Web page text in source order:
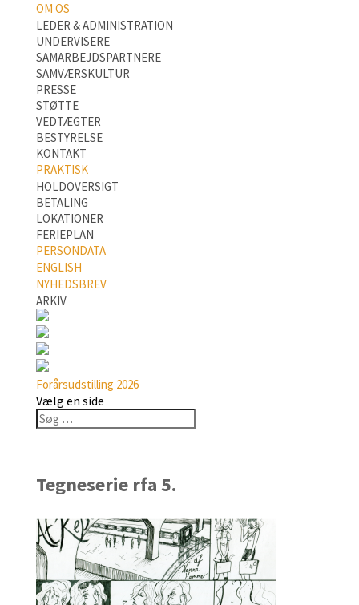
OM OS
LEDER & ADMINISTRATION
UNDERVISERE
SAMARBEJDSPARTNERE
SAMVÆRSKULTUR
PRESSE
STØTTE
VEDTÆGTER
BESTYRELSE
KONTAKT
PRAKTISK
HOLDOVERSIGT
BETALING
LOKATIONER
FERIEPLAN
PERSONDATA
ENGLISH
NYHEDSBREV
ARKIV
Forårsudstilling 2026
Vælg en side
Tegneserie rfa 5.